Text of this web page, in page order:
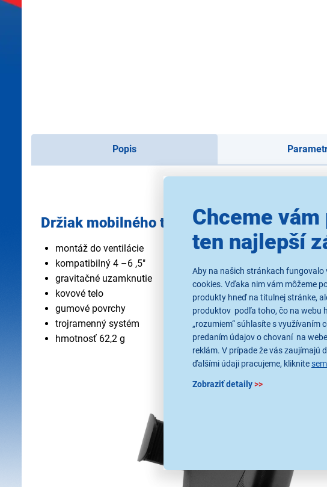
Chceme
ten najlepší
Aby na našich stránkach fungovalo
cookies. Vďaka nim vám môžeme
produkty hneď na titulnej stránke,
produktov podľa toho, čo na webu
„rozumiem“ súhlasíte s využívaním
predaním údajov o chovaní na
reklám. V prípade že vás zaujímajú
ďalšími údaji pracujeme, kliknite sem
Zobraziť detaily>>
Popis
Držiak mobilného telefónu Yenkee YSM
montáž do ventilácie
kompatibilný 4 –6 ,5"
gravitačné uzamknutie
kovové telo
gumové povrchy
trojramenný systém
hmotnosť 62,2 g